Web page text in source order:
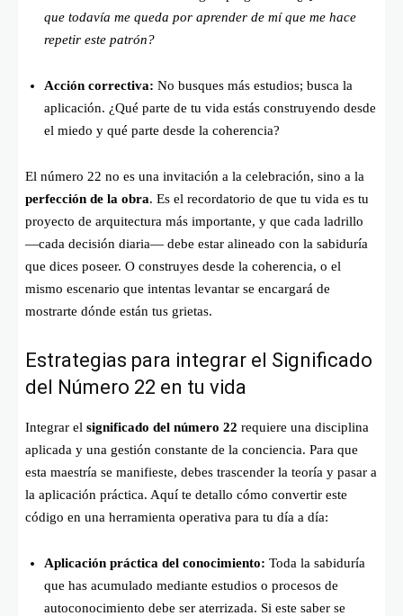
que todavía me queda por aprender de mí que me hace
repetir este patrón?
Acción correctiva: No busques más estudios; busca la
aplicación. ¿Qué parte de tu vida estás construyendo desde
el miedo y qué parte desde la coherencia?
El número 22 no es una invitación a la celebración, sino a la
perfección de la obra. Es el recordatorio de que tu vida es tu
proyecto de arquitectura más importante, y que cada ladrillo
—cada decisión diaria— debe estar alineado con la sabiduría
que dices poseer. O construyes desde la coherencia, o el
mismo escenario que intentas levantar se encargará de
mostrarte dónde están tus grietas.
Estrategias para integrar el Significado
del Número 22 en tu vida
Integrar el significado del número 22 requiere una disciplina
aplicada y una gestión constante de la conciencia. Para que
esta maestría se manifieste, debes trascender la teoría y pasar a
la aplicación práctica. Aquí te detallo cómo convertir este
código en una herramienta operativa para tu día a día:
Aplicación práctica del conocimiento: Toda la sabiduría
que has acumulado mediante estudios o procesos de
autoconocimiento debe ser aterrizada. Si este saber se